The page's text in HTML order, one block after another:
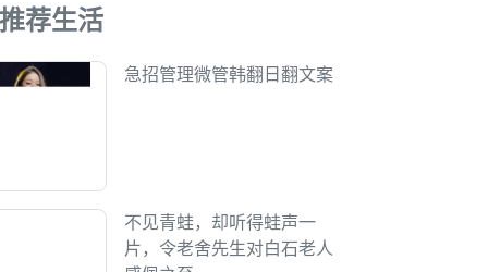
推荐生活
急招管理微管韩翻日翻文案
不见青蛙，却听得蛙声一
片，令老舍先生对白石老人